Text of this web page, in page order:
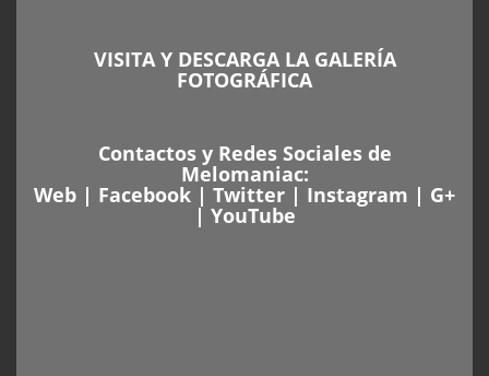
VISITA Y DESCARGA LA GALERÍA
FOTOGRÁFICA
Contactos y Redes Sociales de
Melomaniac:
Web | Facebook | Twitter | Instagram | G+
| YouTube